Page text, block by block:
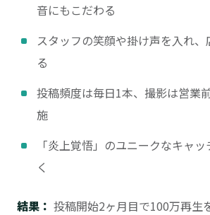
音にもこだわる
スタッフの笑顔や掛け声を入れ、
る
投稿頻度は毎日1本、撮影は営業
施
「炎上覚悟」のユニークなキャ
く
結果： 投稿開始2ヶ月目で100万再生